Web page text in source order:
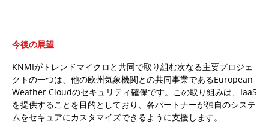
今後の展望
KNMIがトレンドマイクロと共同で取り組む次なる主要プロジェ
クトの一つは、他の欧州気象機関との共同事業であるEuropean
Weather Cloudのセキュリティ確保です。この取り組みは、IaaS
を提供することを目的としており、各パートナーが独自のシステ
ムをセキュアにカスタマイズできるように支援します。